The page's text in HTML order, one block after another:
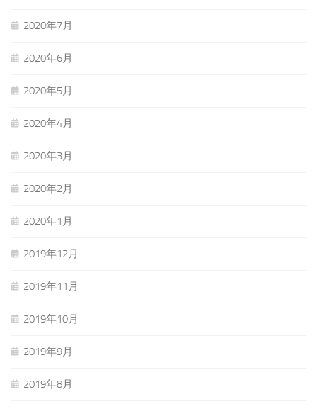
2020年7月
2020年6月
2020年5月
2020年4月
2020年3月
2020年2月
2020年1月
2019年12月
2019年11月
2019年10月
2019年9月
2019年8月